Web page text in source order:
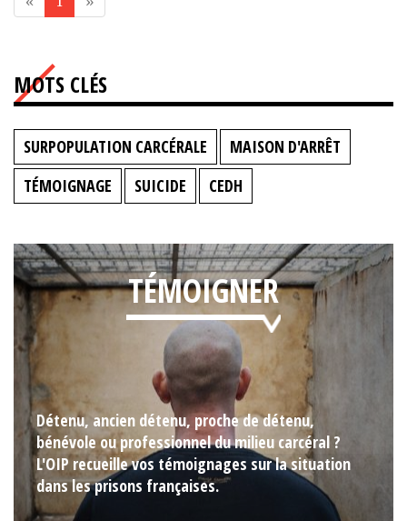
MOTS CLÉS
SURPOPULATION CARCÉRALE
MAISON D'ARRÊT
TÉMOIGNAGE
SUICIDE CEDH
TÉMOIGNER
Détenu, ancien détenu, proche de détenu,
bénévole ou professionnel du milieu carcéral ?
L'OIP recueille vos témoignages sur la situation
dans les prisons françaises.